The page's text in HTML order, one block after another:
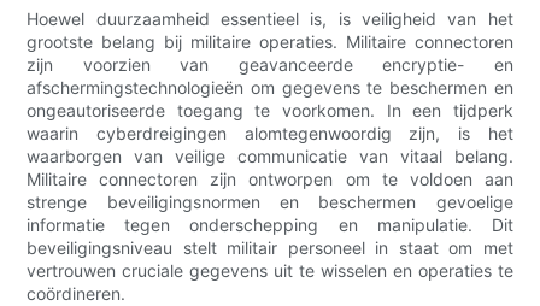
Hoewel duurzaamheid essentieel is, is veiligheid van het
grootste belang bij militaire operaties. Militaire connectoren
zijn voorzien van geavanceerde encryptie- en
afschermingstechnologieën om gegevens te beschermen en
ongeautoriseerde toegang te voorkomen. In een tijdperk
waarin cyberdreigingen alomtegenwoordig zijn, is het
waarborgen van veilige communicatie van vitaal belang.
Militaire connectoren zijn ontworpen om te voldoen aan
strenge beveiligingsnormen en beschermen gevoelige
informatie tegen onderschepping en manipulatie. Dit
beveiligingsniveau stelt militair personeel in staat om met
vertrouwen cruciale gegevens uit te wisselen en operaties te
coördineren.